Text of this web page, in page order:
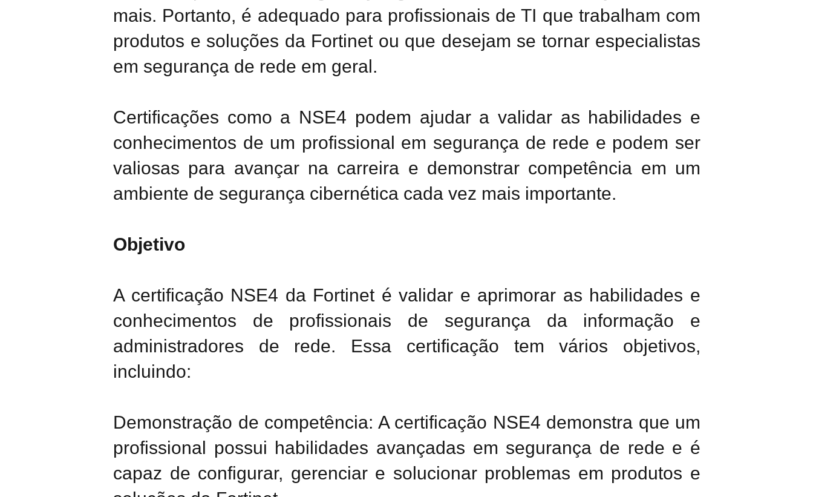
mais. Portanto, é adequado para profissionais de TI que trabalham com
produtos e soluções da Fortinet ou que desejam se tornar especialistas
em segurança de rede em geral.
Certificações como a NSE4 podem ajudar a validar as habilidades e
conhecimentos de um profissional em segurança de rede e podem ser
valiosas para avançar na carreira e demonstrar competência em um
ambiente de segurança cibernética cada vez mais importante.
Objetivo
A certificação NSE4 da Fortinet é validar e aprimorar as habilidades e
conhecimentos de profissionais de segurança da informação e
administradores de rede. Essa certificação tem vários objetivos,
incluindo:
Demonstração de competência: A certificação NSE4 demonstra que um
profissional possui habilidades avançadas em segurança de rede e é
capaz de configurar, gerenciar e solucionar problemas em produtos e